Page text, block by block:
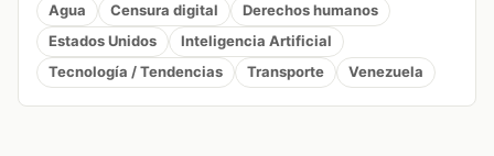
Agua Censura digital
Derechos humanos
Estados Unidos
Inteligencia Artificial
Tecnología / Tendencias
Transporte Venezuela